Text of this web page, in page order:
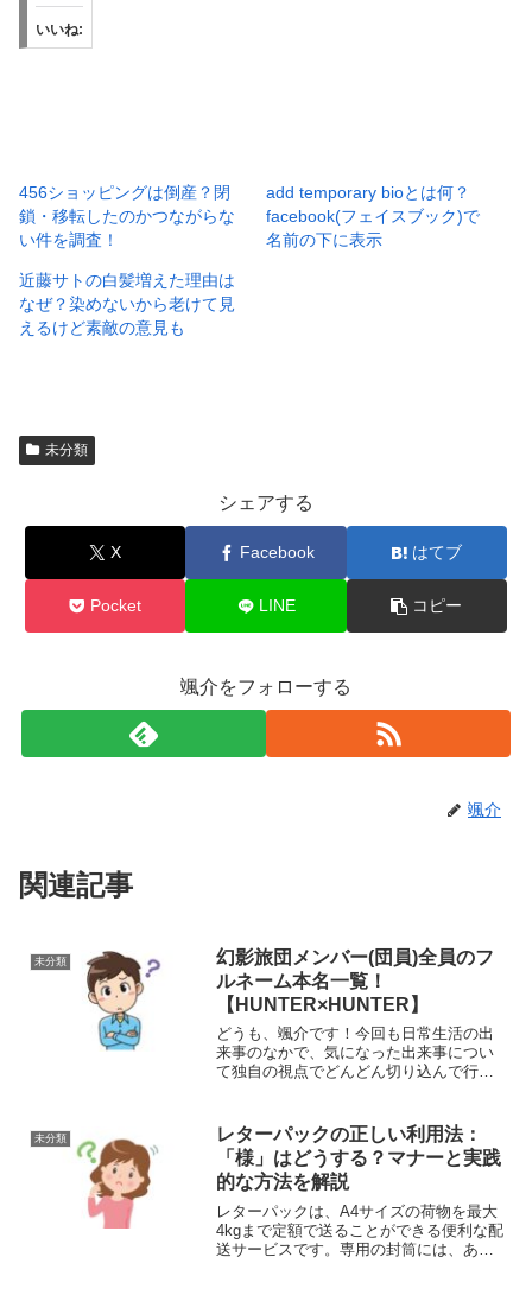
いいね:
456ショッピングは倒産？閉
鎖・移転したのかつながらな
い件を調査！
add temporary bioとは何？
facebook(フェイスブック)で
名前の下に表示
近藤サトの白髪増えた理由は
なぜ？染めないから老けて見
えるけど素敵の意見も
未分類
シェアする
X Facebook はてブ
Pocket LINE コピー
颯介をフォローする
颯介
関連記事
未分類
幻影旅団メンバー(団員)全員のフ
ルネーム本名一覧！
【HUNTER×HUNTER】
どうも、颯介です！今回も日常生活の出
来事のなかで、気になった出来事につい
て独自の視点でどんどん切り込んで行き
漫画『HUNTER×HUNTER』（ハンター
ハンター）の敵役...
未分類
レターパックの正しい利用法：
「様」はどうする？マナーと実践
的な方法を解説
レターパックは、A4サイズの荷物を最大
4kgまで定額で送ることができる便利な配
送サービスです。専用の封筒には、あら